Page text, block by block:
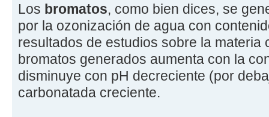
Los bromatos, como bien dices, se
por la ozonización de agua con
resultados de estudios sobre la materia
bromatos generados aumenta con la
disminuye con pH decreciente (por
carbonatada creciente.